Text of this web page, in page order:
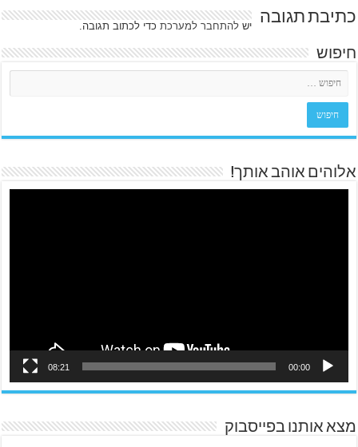
כתיבת תגובה ישלהתחבר למערכת כדי לכתוב תגובה.
חיפוש
אלוהים אוהב אותך!
00:00
08:21
מצא אותנו בפייסבוק